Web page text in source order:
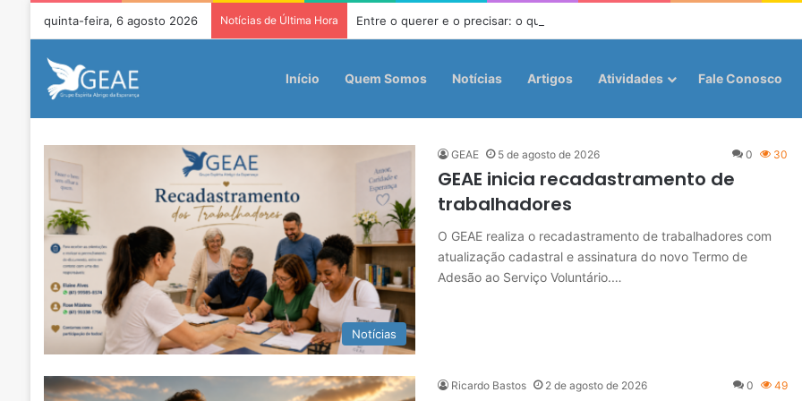
quinta-feira, 6 agosto 2026 Notícias de Última Hora Entre o querer e o precisar: o que a Doutrina Espírita ensina sobre desejo e
Início Quem Somos Notícias Artigos Atividades Fale Conosco
Notícias
GEAE 5 de agosto de 2026 0 30
GEAE inicia recadastramento de
trabalhadores
O GEAE realiza o recadastramento de trabalhadores com
atualização cadastral e assinatura do novo Termo de
Adesão ao Serviço Voluntário.…
Ricardo Bastos 2 de agosto de 2026 0 49